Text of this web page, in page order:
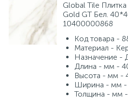
Global Tile Плитка
Gold GT Бел.
10400000868
Код товара -
Материал -
Назначение -
Длина - мм -
Высота - мм -
Ширина - мм -
Толщина - мм